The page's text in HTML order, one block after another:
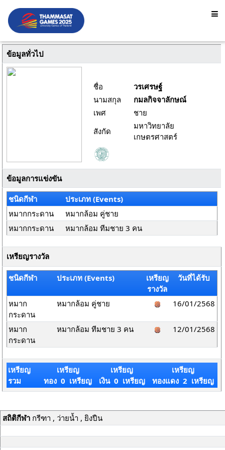
ข้อมูลทั่วไป
ชื่อ
วรเศรษฐ์
นามสกุล
กมลกิจจาลักษณ์
เพศ
ชาย
สังกัด
มหาวิทยาลัย
เกษตรศาสตร์
ข้อมูลการแข่งขัน
ชนิดกีฬา
ประเภท (Events)
หมากกระดาน
หมากล้อม คู่ชาย
หมากกระดาน
หมากล้อม ทีมชาย 3 คน
เหรียญรางวัล
ชนิดกีฬา ประเภท (Events)
เหรียญ
รางวัล
วันที่ได้รับ
หมาก
กระดาน
หมากล้อม คู่ชาย 16/01/2568
หมาก
กระดาน
หมากล้อม ทีมชาย 3 คน 12/01/2568
เหรียญ
รวม
เหรียญ
ทอง 0 เหรียญ
เหรียญ
เงิน 0 เหรียญ
เหรียญ
ทองแดง 2 เหรียญ
สถิติกีฬากรีฑา , ว่ายน้ำ , ยิงปืน